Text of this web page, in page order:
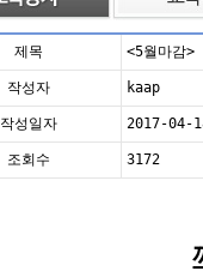
제목 <5월마감>
작성자 kaap
작성일자 2017-04-
조회수 3172